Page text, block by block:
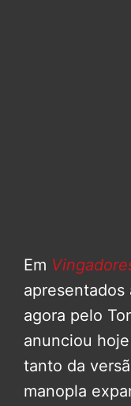
Em
apresentados
agora pelo
anunciou
tanto da
manopla